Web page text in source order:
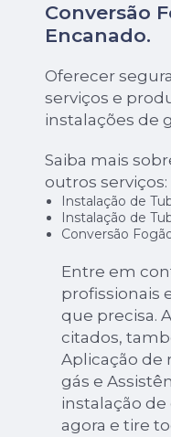
Conversão
Encanado.
Oferecer
serviços e
instalações de
Saiba mais
outros serviços:
Instalação de
Instalação de
Conversão
Entre em
profissionais
que precisa.
citados,
Aplicação de
gás e
instalação
agora e tire